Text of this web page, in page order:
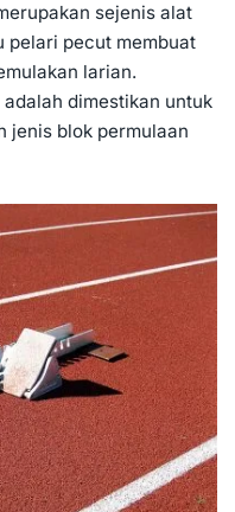
sejenis alat
pelari pecut membuat
larian.
dimestikan untuk
jenis blok permulaan